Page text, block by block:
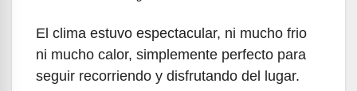
El clima estuvo espectacular, ni mucho frio
ni mucho calor, simplemente perfecto para
seguir recorriendo y disfrutando del lugar.